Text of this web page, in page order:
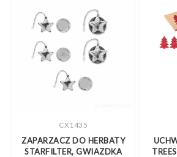
CX1435
ZAPARZACZ DO HERBATY
STARFILTER, GWIAZDKA